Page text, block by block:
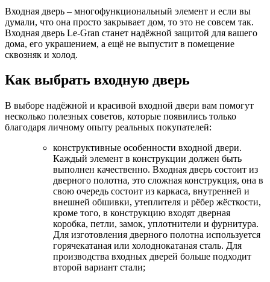
Входная дверь – многофункциональный элемент и если вы
думали, что она просто закрывает дом, то это не совсем так.
Входная дверь Le-Gran станет надёжной защитой для вашего
дома, его украшением, а ещё не выпустит в помещение
сквозняк и холод.
Как выбрать входную дверь
В выборе надёжной и красивой входной двери вам помогут
несколько полезных советов, которые появились только
благодаря личному опыту реальных покупателей:
конструктивные особенности входной двери.
Каждый элемент в конструкции должен быть
выполнен качественно. Входная дверь состоит из
дверного полотна, это сложная конструкция, она в
свою очередь состоит из каркаса, внутренней и
внешней обшивки, утеплителя и рёбер жёсткости,
кроме того, в конструкцию входят дверная
коробка, петли, замок, уплотнители и фурнитура.
Для изготовления дверного полотна используется
горячекатаная или холоднокатаная сталь. Для
производства входных дверей больше подходит
второй вариант стали;